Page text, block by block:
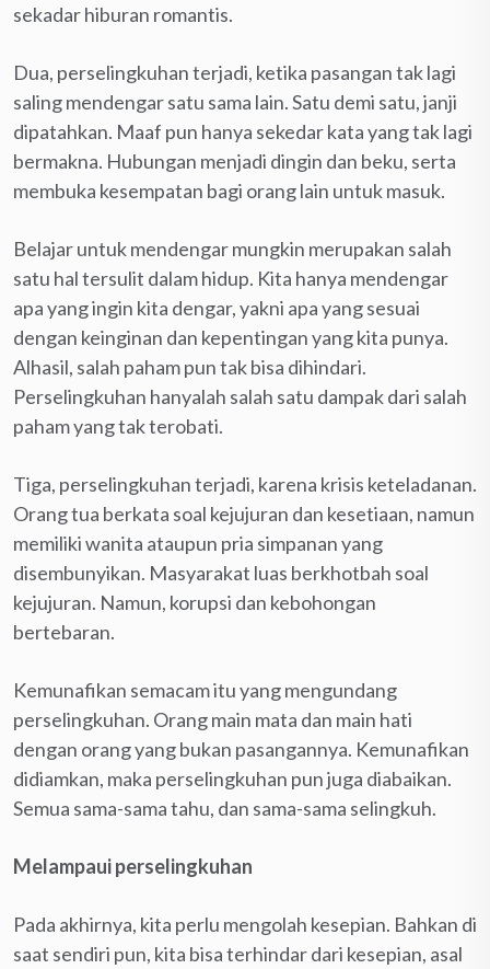
sekadar hiburan romantis.
Dua, perselingkuhan terjadi, ketika pasangan tak lagi
saling mendengar satu sama lain. Satu demi satu, janji
dipatahkan. Maaf pun hanya sekedar kata yang tak lagi
bermakna. Hubungan menjadi dingin dan beku, serta
membuka kesempatan bagi orang lain untuk masuk.
Belajar untuk mendengar mungkin merupakan salah
satu hal tersulit dalam hidup. Kita hanya mendengar
apa yang ingin kita dengar, yakni apa yang sesuai
dengan keinginan dan kepentingan yang kita punya.
Alhasil, salah paham pun tak bisa dihindari.
Perselingkuhan hanyalah salah satu dampak dari salah
paham yang tak terobati.
Tiga, perselingkuhan terjadi, karena krisis keteladanan.
Orang tua berkata soal kejujuran dan kesetiaan, namun
memiliki wanita ataupun pria simpanan yang
disembunyikan. Masyarakat luas berkhotbah soal
kejujuran. Namun, korupsi dan kebohongan
bertebaran.
Kemunafikan semacam itu yang mengundang
perselingkuhan. Orang main mata dan main hati
dengan orang yang bukan pasangannya. Kemunafikan
didiamkan, maka perselingkuhan pun juga diabaikan.
Semua sama-sama tahu, dan sama-sama selingkuh.
Melampaui perselingkuhan
Pada akhirnya, kita perlu mengolah kesepian. Bahkan di
saat sendiri pun, kita bisa terhindar dari kesepian, asal